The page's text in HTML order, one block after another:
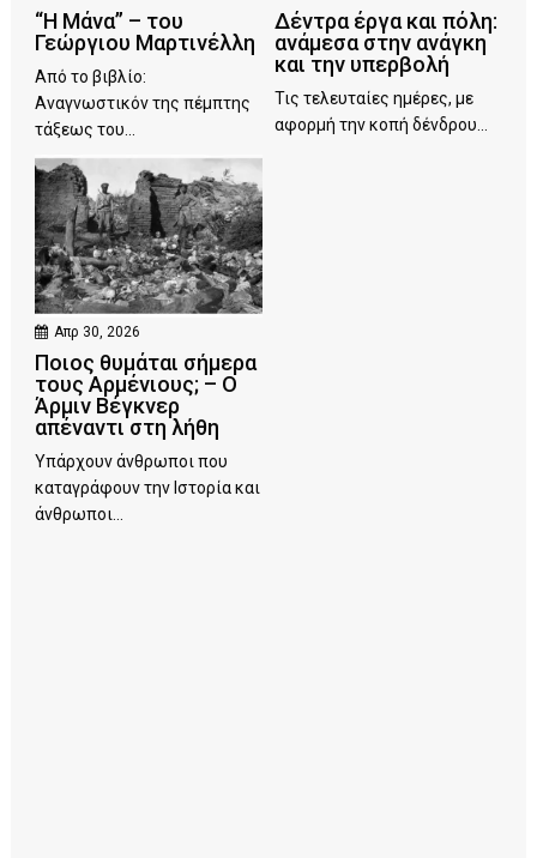
“Η Μάνα” – του
Γεώργιου Μαρτινέλλη
Από το βιβλίο:
Αναγνωστικόν της πέμπτης
τάξεως του...
Δέντρα έργα και πόλη:
ανάμεσα στην ανάγκη
και την υπερβολή
Τις τελευταίες ημέρες, με
αφορμή την κοπή δένδρου...
Απρ 30, 2026
Ποιος θυμάται σήμερα
τους Αρμένιους; – Ο
Άρμιν Βέγκνερ
απέναντι στη λήθη
Υπάρχουν άνθρωποι που
καταγράφουν την Ιστορία και
άνθρωποι...